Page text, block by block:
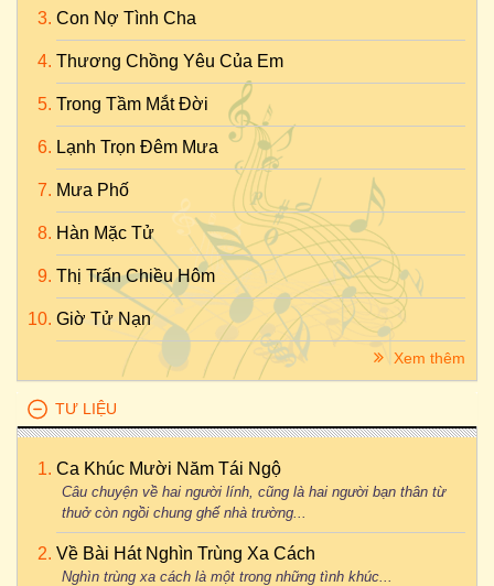
Con Nợ Tình Cha
Thương Chồng Yêu Của Em
Trong Tầm Mắt Đời
Lạnh Trọn Đêm Mưa
Mưa Phố
Hàn Mặc Tử
Thị Trấn Chiều Hôm
Giờ Tử Nạn
Xem thêm
TƯ LIỆU
Ca Khúc Mười Năm Tái Ngộ
Câu chuyện về hai người lính, cũng là hai người bạn thân từ
thuở còn ngồi chung ghế nhà trường...
Về Bài Hát Nghìn Trùng Xa Cách
Nghìn trùng xa cách là một trong những tình khúc...